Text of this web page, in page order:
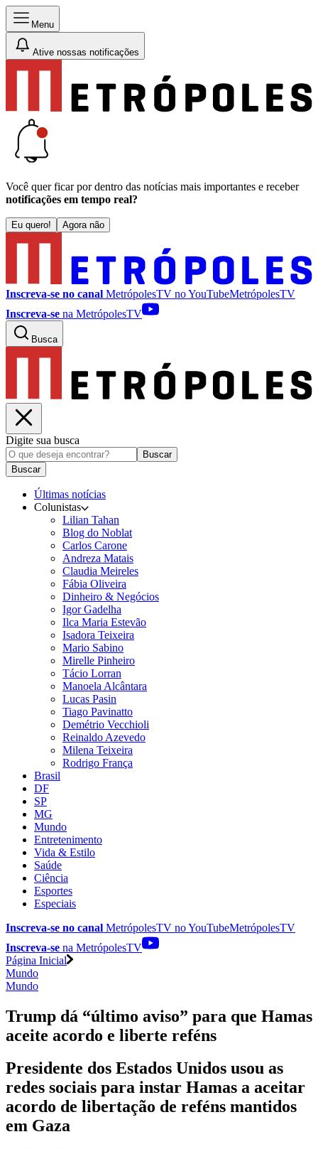
Menu
Ative nossas notificações
Você quer ficar por dentro das notícias mais importantes e receber
notificações em tempo real?
Eu quero! Agora não
Inscreva-se no canal MetrópolesTV noYouTubeMetrópolesTV
Inscreva-se na MetrópolesTV
Busca
Digite sua busca
Buscar
Buscar
Últimas notícias
Colunistas
Lilian Tahan
Blog do Noblat
Carlos Carone
Andreza Matais
Claudia Meireles
Fábia Oliveira
Dinheiro & Negócios
Igor Gadelha
Ilca Maria Estevão
Isadora Teixeira
Mario Sabino
Mirelle Pinheiro
Tácio Lorran
Manoela Alcântara
Lucas Pasin
Tiago Pavinatto
Demétrio Vecchioli
Reinaldo Azevedo
Milena Teixeira
Rodrigo França
Brasil
DF
SP
MG
Mundo
Entretenimento
Vida & Estilo
Saúde
Ciência
Esportes
Especiais
Inscreva-se no canal MetrópolesTV noYouTubeMetrópolesTV
Inscreva-se na MetrópolesTV
Página Inicial
Mundo
Mundo
Trump dá “último aviso” para que Hamas
aceite acordo e liberte reféns
Presidente dos Estados Unidos usou as
redes sociais para instar Hamas a aceitar
acordo de libertação de reféns mantidos
em Gaza